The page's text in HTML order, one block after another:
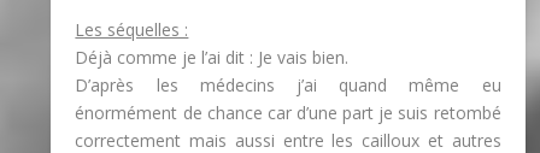
Les séquelles :
Déjà comme je l’ai dit : Je vais bien.
D’après les médecins j’ai quand même eu
énormément de chance car d’une part je suis retombé
correctement mais aussi entre les cailloux et autres